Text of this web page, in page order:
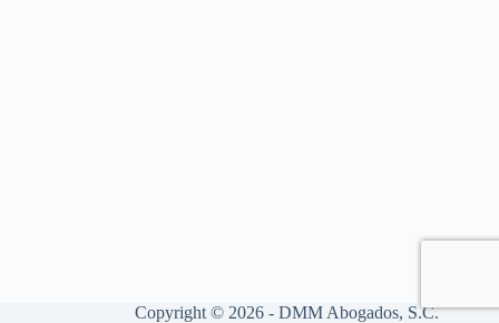
Copyright © 2026 - DMM Abogados, S.C.